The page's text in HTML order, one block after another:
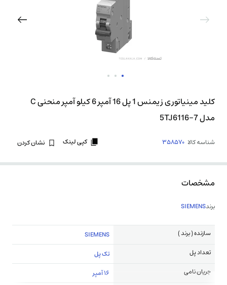
کلید مینیاتوری زیمنس 1 پل 16 آمپر 6 کیلو آمپر منحنی C
مدل 5TJ6116-7
شناسه کالا 358570 کپی لینک نشان کردن
مشخصات
برندSIEMENS
سازنده ( برند )
SIEMENS
تعداد پل
تک پل
جریان نامی
16 آمپر